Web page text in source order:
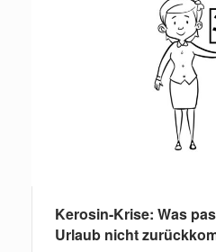
Kerosin-Krise: Was
Urlaub nicht